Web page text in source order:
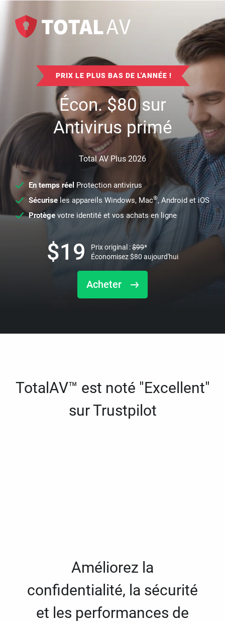
PRIX LE PLUS BAS DE L'ANNÉE !
Écon.$80sur
Antivirus primé
Total AV Plus 2026
En temps réel Protection antivirus
Sécuriseles appareils Windows, Mac®, Android et iOS
Protège votre identité et vos achats en ligne
Acheter
$19 Prix original :$99*
Économisez$80 aujourd'hui
TotalAV™ est noté "Excellent"
sur Trustpilot
Améliorez la
confidentialité, la sécurité
et les performances de